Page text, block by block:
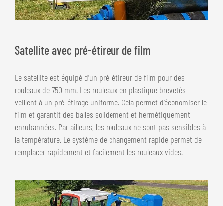
Satellite avec pré-étireur de film
Le satellite est équipé d’un pré-étireur de film pour des
rouleaux de 750 mm. Les rouleaux en plastique brevetés
veillent à un pré-étirage uniforme. Cela permet d’économiser le
film et garantit des balles solidement et hermétiquement
enrubannées. Par ailleurs, les rouleaux ne sont pas sensibles à
la température. Le système de changement rapide permet de
remplacer rapidement et facilement les rouleaux vides.